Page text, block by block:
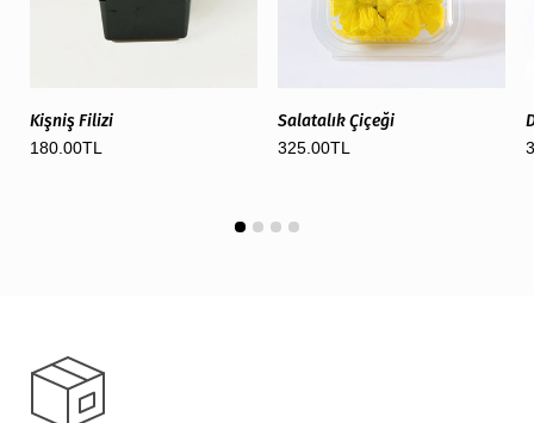
Kişniş Filizi
180.00TL
Salatalık Çiçeği
325.00TL